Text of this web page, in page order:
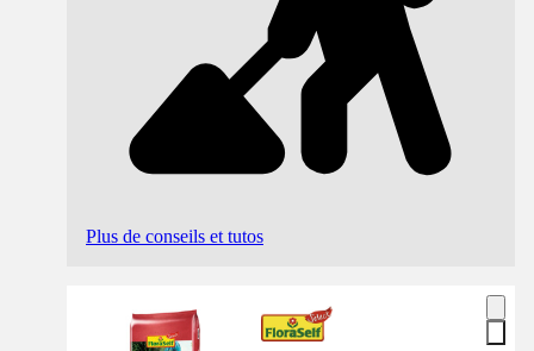
Plus de conseils et tutos